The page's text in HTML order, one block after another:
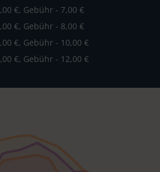
€, Gebühr - 7,00 €
€, Gebühr - 8,00 €
€, Gebühr - 10,00 €
€, Gebühr - 12,00 €